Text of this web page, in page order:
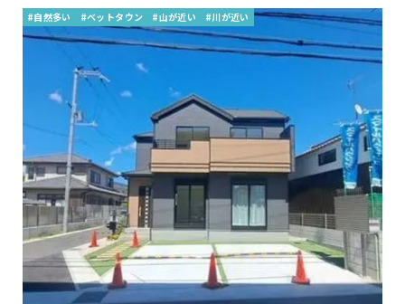
#自然多い #ベットタウン #山が近い #川が近い